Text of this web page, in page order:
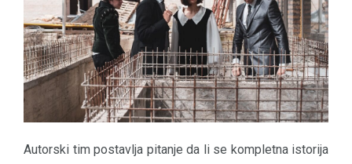
Autorski tim postavlja pitanje da li se kompletna istorija